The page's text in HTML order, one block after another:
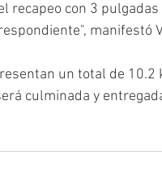
recapeo con 3
manifestó
un total de
culminada y